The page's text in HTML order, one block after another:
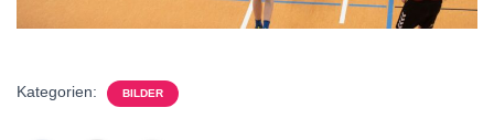
Kategorien: BILDER